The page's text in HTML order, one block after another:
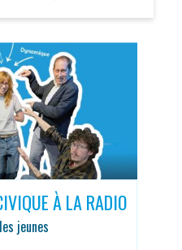
À LA RADIO
jeunes